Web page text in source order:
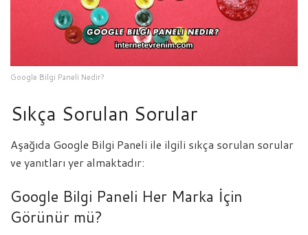
Google Bilgi Paneli Nedir?
Sıkça Sorulan Sorular
Aşağıda Google Bilgi Paneli ile ilgili sıkça sorulan sorular
ve yanıtları yer almaktadır:
Google Bilgi Paneli Her Marka İçin
Görünür mü?